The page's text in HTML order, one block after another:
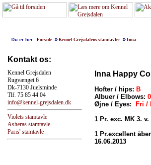
Du er her: Forside » Kennel Grejsdalens stamtavler » Inna
Kontakt os:
Kennel Grejsdalen
Rugvænget 6
Dk-7130 Juelsminde
Tlf. 75 85 44 04
info@kennel-grejsdalen.dk
Violets stamtavle
Asheras stamtavle
Paris' stamtavle
Inna Happy
Hofter / hips: B
Albuer / Elbows: 0
Øjne / Eyes:
Fri /
1 Pr. exc. MK 3. v.
1 Pr.excellent
16.06.2013